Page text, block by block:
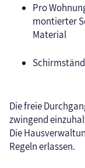
Pro
montierter
Material
Die freie
zwingend
Die
Regeln erlassen.